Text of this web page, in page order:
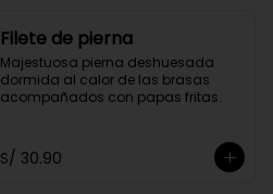
Filete de pierna
Majestuosa pierna deshuesada
dormida al calor de las brasas
acompañados con papas fritas.
S/ 30.90